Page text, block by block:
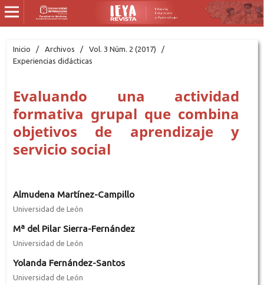
Inicio / Archivos / Vol. 3 Núm. 2 (2017)
/
Experiencias didácticas
Evaluando una actividad
formativa grupal que combina
objetivos de aprendizaje y
servicio social
Almudena Martínez-Campillo
Universidad de León
Mª del Pilar Sierra-Fernández
Universidad de León
Yolanda Fernández-Santos
Universidad de León